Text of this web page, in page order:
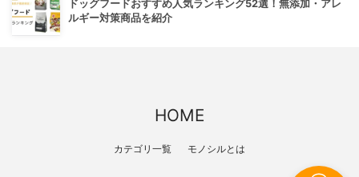
ドッグフードおすすめ人気ランキング52選！無添加・アレ
ルギー対策商品を紹介
HOME
カテゴリ一覧 モノシルとは